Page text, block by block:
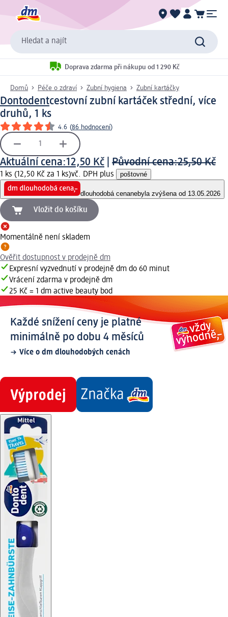
Hledat a najít
Doprava zdarma při nákupu od 1 290 Kč
Domů Péče o zdraví Zubní hygiena Zubní kartáčky
Dontodentcestovní zubní kartáček střední, více
druhů, 1 ks
4.6 (86 hodnocení)
Aktuální cena:12,50 Kč Původní cena:25,50 Kč
1 ks (12,50 Kč za 1 ks)vč. DPH plus poštovné
dlouhodobá cenanebyla zvýšena od 13.05.2026
Vložit do košíku
Momentálně není skladem
Ověřit dostupnost v prodejně dm
Expresní vyzvednutí v prodejně dm do 60 minut
Vrácení zdarma v prodejně dm
25 Kč = 1 dm active beauty bod
Každé snížení ceny je platné
minimálně po dobu 4 měsíců
Více o dm dlouhodobých cenách